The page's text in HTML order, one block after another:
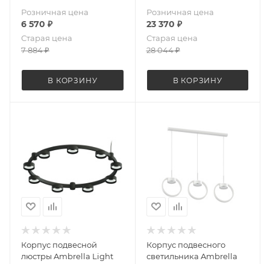
Розничная цена
6 570 ₽
Старая цена
7 884₽
В КОРЗИНУ
Розничная цена
23 370 ₽
Старая цена
28 044₽
В КОРЗИНУ
Корпус подвесной
люстры Ambrella Light
Корпус подвесного
светильника Ambrella